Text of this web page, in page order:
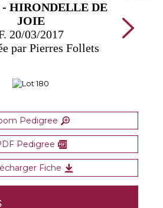
- HIRONDELLE DE
JOIE
20/03/2017
par Pierres Follets
Pedigree
Pedigree
Fiche